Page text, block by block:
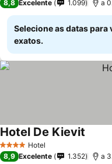
8,8 Excelente 1.099 a
Selecione as datas para
exatos.
4 EstrelasHotel
Hotel De Kievit
8,9 Excelente 1.352 a